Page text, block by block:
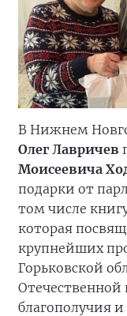
В Нижнем
Олег Лавричев
Моисеевича
подарки от
том числе
которая
крупнейших
Горьковской
благополучия